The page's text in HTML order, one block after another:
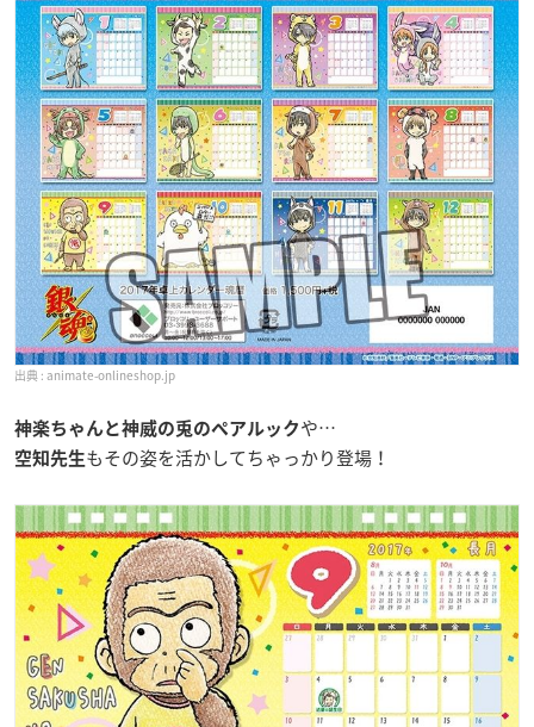
animate-onlineshop.jp
神楽ちゃんと神威の兎のペアルック や…
空知先生もその姿を活かしてちゃっかり登場！